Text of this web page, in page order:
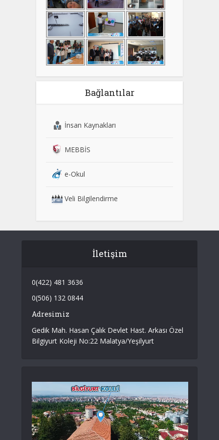
Bağlantılar
İnsan Kaynakları
MEBBİS
e-Okul
Veli Bilgilendirme
İletişim
0(422) 481 3636
0(506) 132 0844
Adresimiz
Gedik Mah. Hasan Çalık Devlet Hast. Arkası Özel
Bilgiyurt Koleji No:22 Malatya/Yeşilyurt